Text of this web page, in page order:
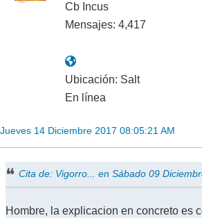
Cb Incus
Mensajes: 4,417
Ubicación: Salt
En línea
Jueves 14 Diciembre 2017 08:05:21 AM
Cita de: Vigorro... en Sábado 09
Hombre, la explicacion en concreto es